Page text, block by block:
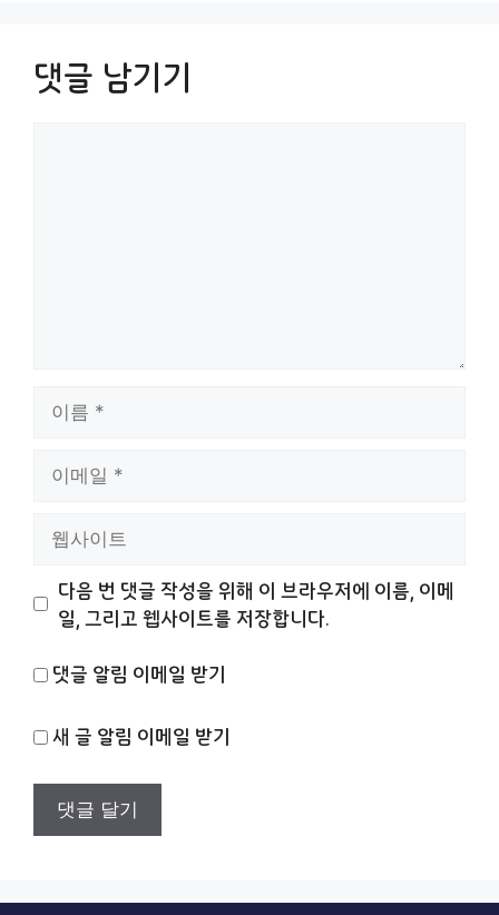
댓글 남기기
트
다음 번 댓글 작성을 위해 이 브라우저에 이름, 이메
일, 그리고 웹사이트를 저장합니다.
댓글 알림 이메일 받기
새 글 알림 이메일 받기